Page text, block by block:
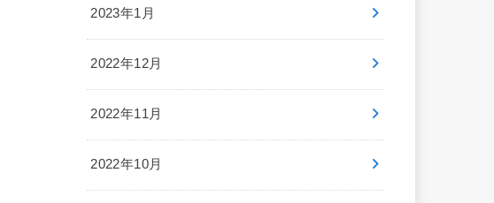
2023年1月
2022年12月
2022年11月
2022年10月